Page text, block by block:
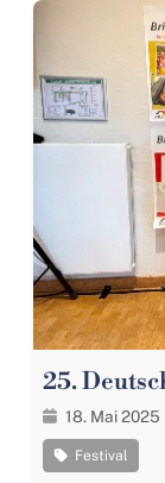
25.
18. Mai 2025
Festival